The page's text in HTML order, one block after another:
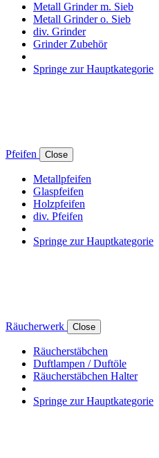
Metall Grinder m. Sieb
Metall Grinder o. Sieb
div. Grinder
Grinder Zubehör
Springe zur Hauptkategorie
Pfeifen Close
Metallpfeifen
Glaspfeifen
Holzpfeifen
div. Pfeifen
Springe zur Hauptkategorie
Räucherwerk Close
Räucherstäbchen
Duftlampen / Duftöle
Räucherstäbchen Halter
Springe zur Hauptkategorie